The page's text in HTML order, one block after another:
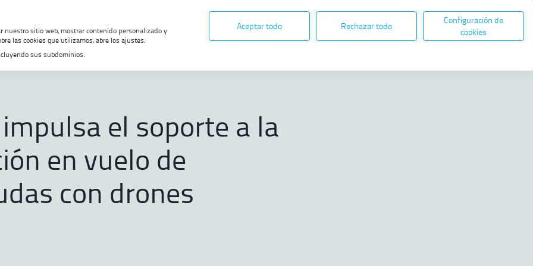
SEDE ELECTRÓNICA
Abre en nueva ventana
impulsa el soporte a la
en vuelo de
con drones
sitio web, mostrar contenido personalizado y
las cookies que utilizamos, abre los ajustes.
sus subdominios.
Aceptar todo Rechazar todo
Configuración de
cookies